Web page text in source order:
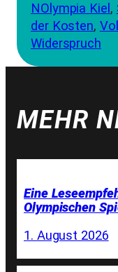
NOlympia Kiel ,
der Kosten,
Widerspruch
MEHR
Eine
Olympischen
1. August 2026